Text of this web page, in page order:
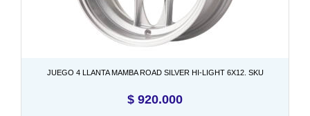
JUEGO 4 LLANTA MAMBA ROAD SILVER HI-LIGHT 6X12. SKU
$ 920.000